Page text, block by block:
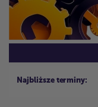
Najbliższe terminy: